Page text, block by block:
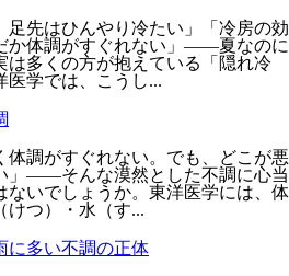
足先はひんやり冷たい」「冷房の効
か体調がすぐれない」――夏なのに
は多くの方が抱えている「隠れ冷
医学では、こうし...
体調がすぐれない。でも、どこが悪
」――そんな漠然とした不調に心当
ないでしょうか。東洋医学には、体
けつ）・水（す...
多い不調の正体